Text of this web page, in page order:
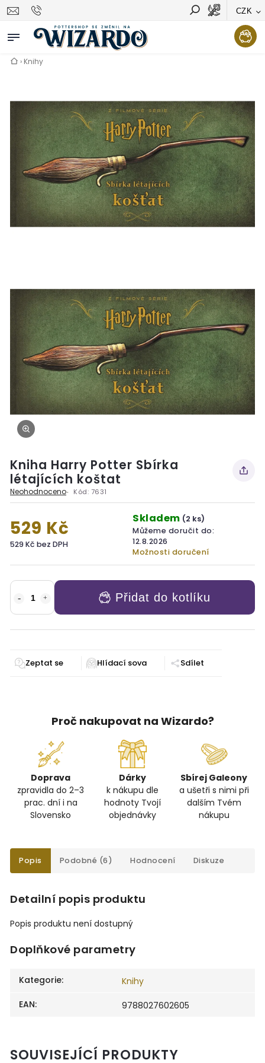
CZK
Vyhledávání Hledat
› Knihy
Kniha Harry Potter Sbírka
létajících koštat
Neohodnoceno Kód: 7631
529 Kč
529 Kč bez DPH
Skladem (2 ks)
Můžeme doručit do:
12.8.2026
Možnosti doručení
Přidat do kotlíku
Zeptat se Sdílet
Proč nakupovat na Wizardo?
Doprava
zpravidla do 2–3
prac. dní i na
Slovensko
Dárky
k nákupu dle
hodnoty Tvojí
objednávky
Sbírej Galeony
a ušetři s nimi při
dalším Tvém
nákupu
Popis Podobné (6) Hodnocení Diskuze
Detailní popis produktu
Popis produktu není dostupný
Doplňkové parametry
Kategorie:
Knihy
EAN: 9788027602605
SOUVISEJÍCÍ PRODUKTY